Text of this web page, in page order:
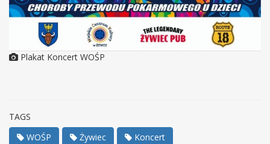
Plakat Koncert WOŚP
TAGS
WOŚP
Żywiec Koncert